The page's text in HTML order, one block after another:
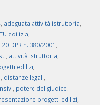
adeguata attività istruttoria
edilizia
20 DPR n. 380/2001
attività istruttoria
edilizi
distanze legali
potere del giudice
progetti edilizi